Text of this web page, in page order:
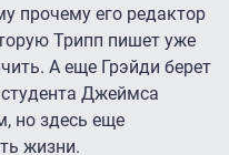
прочему его редактор
Трипп пишет уже
А еще Грэйди берет
Джеймса
но здесь еще
жизни.